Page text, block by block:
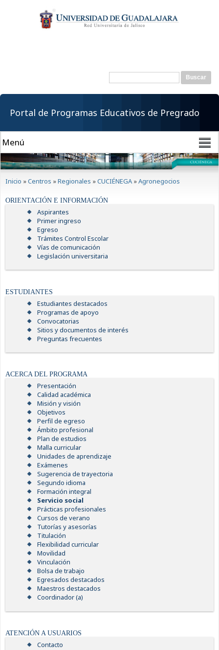
contenido
principal
Formulario de
Buscar
Portal de Programas Educativos de Pregrado
Inicio »Centros »Regionales »CUCIÉNEGA »Agronegocios
ORIENTACIÓN E INFORMACIÓN
Aspirantes
Primer ingreso
Egreso
Trámites Control Escolar
Vías de comunicación
Legislación universitaria
ESTUDIANTES
Estudiantes destacados
Programas de apoyo
Convocatorias
Sitios y documentos de interés
Preguntas frecuentes
ACERCA DEL PROGRAMA
Presentación
Calidad académica
Misión y visión
Objetivos
Perfil de egreso
Ámbito profesional
Plan de estudios
Malla curricular
Unidades de aprendizaje
Exámenes
Sugerencia de trayectoria
Segundo idioma
Formación integral
Servicio social
Prácticas profesionales
Cursos de verano
Tutorías y asesorías
Titulación
Flexibilidad curricular
Movilidad
Vinculación
Bolsa de trabajo
Egresados destacados
Maestros destacados
Coordinador (a)
ATENCIÓN A USUARIOS
Contacto